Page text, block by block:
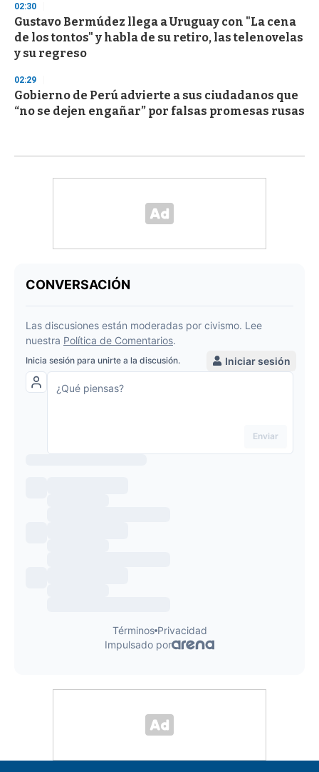
02:30
Gustavo Bermúdez llega a Uruguay con "La cena
de los tontos" y habla de su retiro, las telenovelas
y su regreso
02:29
Gobierno de Perú advierte a sus ciudadanos que
“no se dejen engañar” por falsas promesas rusas